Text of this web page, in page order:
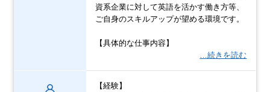
資系企業に対して英語を活かす働き方等、
ご自身のスキルアップが望める環境です。
【具体的な仕事内容】
…続きを読む
【経験】